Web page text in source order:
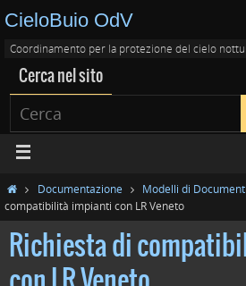
CieloBuio OdV
Coordinamento per la protezione del cielo
Cerca nel sito
Documentazione Modelli di
compatibilità impianti con LR Veneto
Richiesta di